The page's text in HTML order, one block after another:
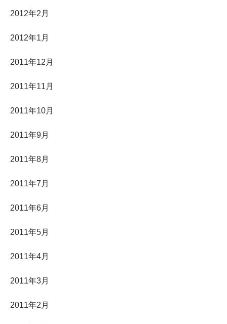
2012年2月
2012年1月
2011年12月
2011年11月
2011年10月
2011年9月
2011年8月
2011年7月
2011年6月
2011年5月
2011年4月
2011年3月
2011年2月